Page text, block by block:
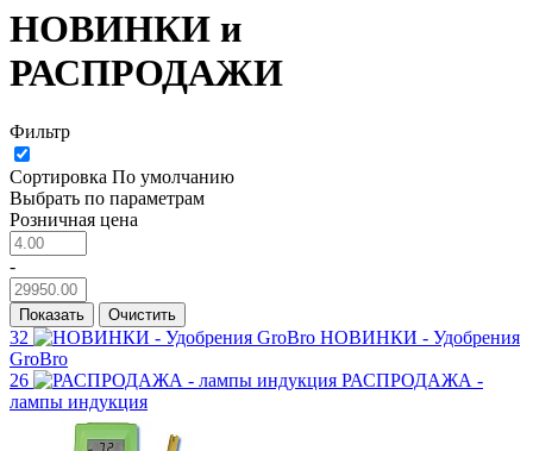
НОВИНКИ и
РАСПРОДАЖИ
Фильтр
Сортировка По умолчанию
Выбрать по параметрам
Розничная цена
-
Показать Очистить
32
НОВИНКИ - Удобрения
GroBro
26
РАСПРОДАЖА -
лампы индукция